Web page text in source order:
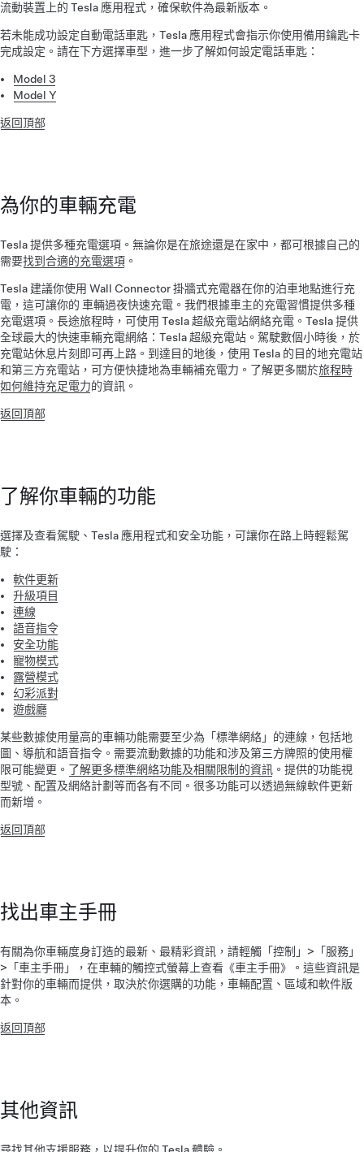
流動裝置上的 Tesla 應用程式，確保軟件為最新版本。
若未能成功設定自動電話車匙，Tesla 應用程式會指示你使用備用鑰匙卡
完成設定。請在下方選擇車型，進一步了解如何設定電話車匙：
Model 3
Model Y
返回頂部
為你的車輛充電
Tesla 提供多種充電選項。無論你是在旅途還是在家中，都可根據自己的
需要找到合適的充電選項 。
Tesla 建議你使用 Wall Connector 掛牆式充電器在你的泊車地點進行充
電，這可讓你的 車輛過夜快速充電。我們根據車主的充電習慣提供多種
充電選項。長途旅程時，可使用 Tesla 超級充電站網絡充電。Tesla 提供
全球最大的快速車輛充電網絡：Tesla 超級充電站。駕駛數個小時後，於
充電站休息片刻即可再上路。到達目的地後，使用 Tesla 的目的地充電站
和第三方充電站，可方便快捷地為車輛補充電力。了解更多關於旅程時
如何維持充足電力的資訊。
返回頂部
了解你車輛的功能
選擇及查看駕駛、Tesla 應用程式和安全功能，可讓你在路上時輕鬆駕
駛：
軟件更新
升級項目
連線
語音指令
安全功能
寵物模式
露營模式
幻彩派對
遊戲廳
某些數據使用量高的車輛功能需要至少為「標準網絡」的連線，包括地
圖、導航和語音指令。需要流動數據的功能和涉及第三方牌照的使用權
限可能變更。 了解更多標準網絡功能及相關限制的資訊 。提供的功能視
型號、配置及網絡計劃等而各有不同。很多功能可以透過無線軟件更新
而新增。
返回頂部
找出車主手冊
有關為你車輛度身訂造的最新、最精彩資訊，請輕觸「控制」>「服務」
>「車主手冊」，在車輛的觸控式螢幕上查看《車主手冊》。這些資訊是
針對你的車輛而提供，取決於你選購的功能，車輛配置、區域和軟件版
本。
返回頂部
其他資訊